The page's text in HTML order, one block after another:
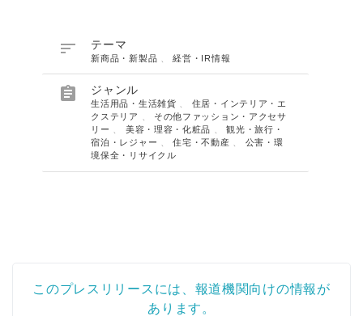
 テーマ
新商品・新製品 、経営・IR情報
 ジャンル
生活用品・生活雑貨
住居・インテリア・エ
クステリア
その他ファッション・アクセサ
リー
美容・理容・化粧品 、観光・旅行・
宿泊・レジャー
、住宅・不動産
公害・環
境保全・リサイクル
このプレスリリースには、報道機関向けの情報が
あります。